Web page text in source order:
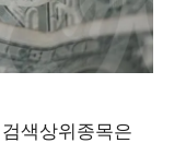
색상위종목은